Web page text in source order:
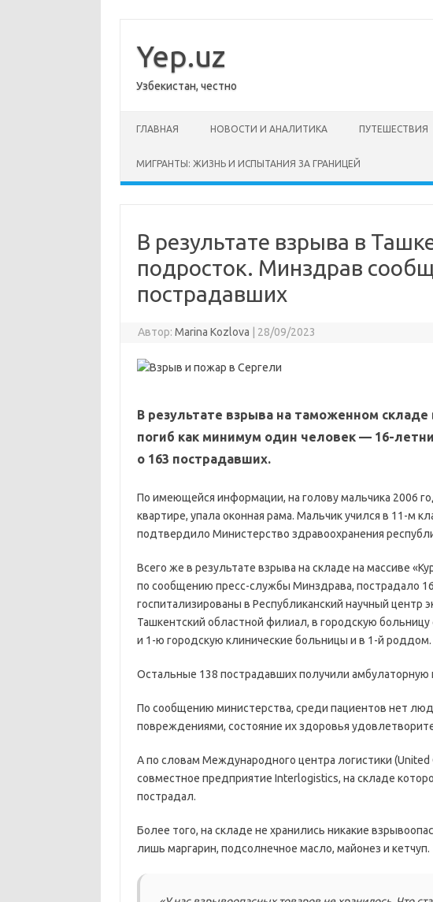
содержимому
Yep.uz
Узбекистан, честно
ГЛАВНАЯ НОВОСТИ И АНАЛИТИКА ПУТЕШЕСТВИЯ
МИГРАНТЫ: ЖИЗНЬ И ИСПЫТАНИЯ ЗА ГРАНИЦЕЙ
В результате взрыва в
подросток. Минздрав
пострадавших
Автор: Marina Kozlova 28/09/2023
В результате взрыва на таможенном
погиб как минимум один человек — 16-
о 163 пострадавших.
По имеющейся информации, на голову мальчика 2006
квартире, упала оконная рама. Мальчик учился в 11-м
подтвердило Министерство здравоохранения
Всего же в результате взрыва на складе на массиве
по сообщению пресс-службы Минздрава, пострадало
госпитализированы в Республиканский научный центр
Ташкентский областной филиал, в городскую
и 1-ю городскую клинические больницы и в 1-й роддом.
Остальные 138 пострадавших получили
По сообщению министерства, среди пациентов нет
повреждениями, состояние их здоровья
А по словам Международного центра логистики
совместное предприятие Interlogistics, на складе
пострадал.
Более того, на складе не хранились никакие
лишь маргарин, подсолнечное масло, майонез и кетчуп.